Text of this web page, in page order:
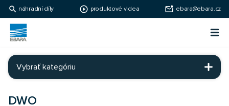
search náhradní díly play_circle_outline produktové videa mark_email_unread ebara@ebara.cz
Ebara Česko
Vybrať kategóriu
DWO